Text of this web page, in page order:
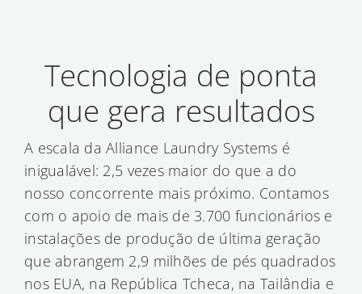
Tecnologia de ponta
que gera resultados
A escala da Alliance Laundry Systems é
inigualável: 2,5 vezes maior do que a do
nosso concorrente mais próximo. Contamos
com o apoio de mais de 3.700 funcionários e
instalações de produção de última geração
que abrangem 2,9 milhões de pés quadrados
nos EUA, na República Tcheca, na Tailândia e